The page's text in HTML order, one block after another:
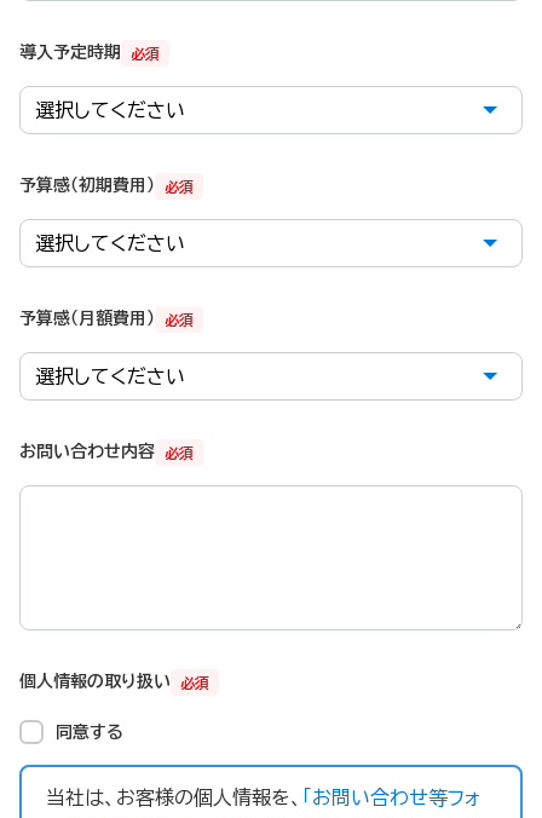
必須
導入予定時期
必須
予算感（初期費用）
必須
予算感（月額費用）
必須
お問い合わせ内容
必須
個人情報の取り扱い
同意する
当社は、お客様の個人情報を、
「お問い合わせ等フォ